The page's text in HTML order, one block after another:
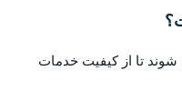
شوند تا از کیفیت خدمات